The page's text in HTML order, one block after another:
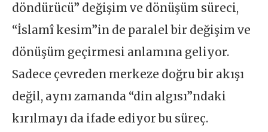
döndürücü” değişim ve dönüşüm süreci,
“İslamî kesim”in de paralel bir değişim ve
dönüşüm geçirmesi anlamına geliyor.
Sadece çevreden merkeze doğru bir akışı
değil, aynı zamanda “din algısı”ndaki
kırılmayı da ifade ediyor bu süreç.